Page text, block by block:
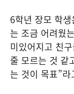
6학년 장모 학생
는 조금 어려웠
미있어지고 친
줄 모르는 것 같
는 것이 목표”라